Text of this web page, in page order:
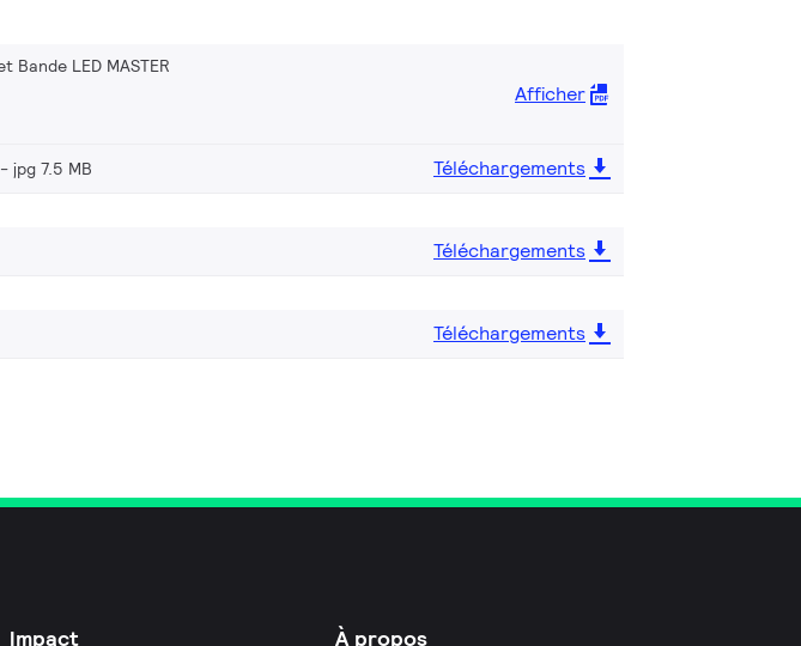
Bande LED MASTER
Afficher
jpg 7.5 MB Téléchargements
Téléchargements
Téléchargements
Impact À propos